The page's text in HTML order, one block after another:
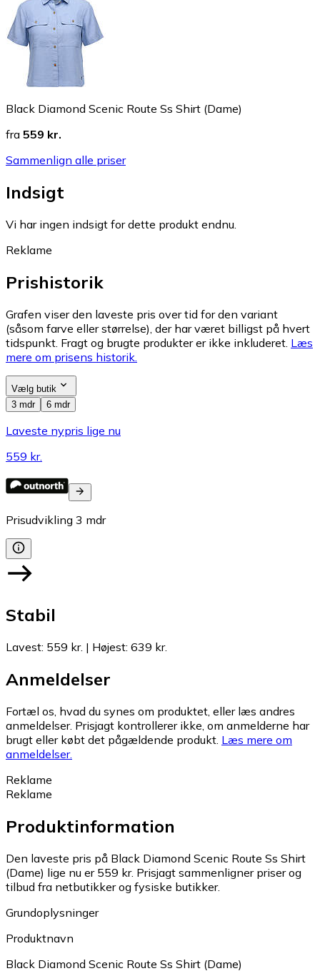
Black Diamond Scenic Route Ss Shirt (Dame)
fra 559 kr.
Sammenlign alle priser
Indsigt
Vi har ingen indsigt for dette produkt endnu.
Reklame
Prishistorik
Grafen viser den laveste pris over tid for den variant
(såsom farve eller størrelse), der har været billigst på hvert
tidspunkt. Fragt og brugte produkter er ikke inkluderet. Læs
mere om prisens historik.
Vælg butik
3 mdr
6 mdr
Laveste nypris lige nu
559 kr.
Prisudvikling 3 mdr
Stabil
Lavest: 559 kr. | Højest: 639 kr.
Anmeldelser
Fortæl os, hvad du synes om produktet, eller læs andres
anmeldelser. Prisjagt kontrollerer ikke, om anmelderne har
brugt eller købt det pågældende produkt. Læs mere om
anmeldelser.
Reklame
Reklame
Produktinformation
Den laveste pris på Black Diamond Scenic Route Ss Shirt
(Dame) lige nu er 559 kr. Prisjagt sammenligner priser og
tilbud fra netbutikker og fysiske butikker.
Grundoplysninger
Produktnavn
Black Diamond Scenic Route Ss Shirt (Dame)